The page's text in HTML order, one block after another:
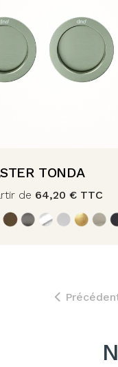
TONDA
de 64,20 € TTC